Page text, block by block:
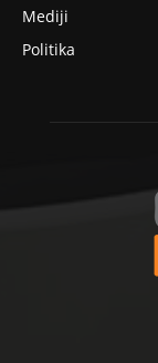
Mediji
Politika